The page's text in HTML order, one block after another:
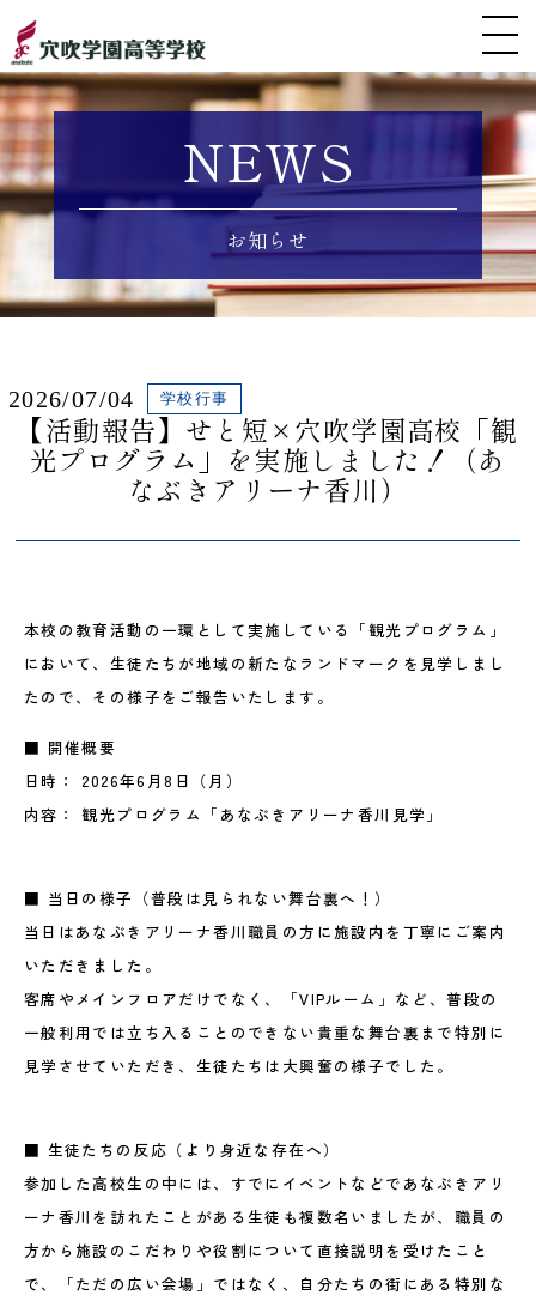
NEWS
お知らせ
2026/07/04 学校行事
【活動報告】せと短×穴吹学園高校「観
光プログラム」を実施しました！（あ
なぶきアリーナ香川）
本校の教育活動の一環として実施している「観光プログラム」
において、生徒たちが地域の新たなランドマークを見学しまし
たので、その様子をご報告いたします。
■ 開催概要
日時： 2026年6月8日（月）
内容： 観光プログラム「あなぶきアリーナ香川見学」
■ 当日の様子（普段は見られない舞台裏へ！）
当日はあなぶきアリーナ香川職員の方に施設内を丁寧にご案内
いただきました。
客席やメインフロアだけでなく、「VIPルーム」など、普段の
一般利用では立ち入ることのできない貴重な舞台裏まで特別に
見学させていただき、生徒たちは大興奮の様子でした。
■ 生徒たちの反応（より身近な存在へ）
参加した高校生の中には、すでにイベントなどであなぶきアリ
ーナ香川を訪れたことがある生徒も複数名いましたが、職員の
方から施設のこだわりや役割について直接説明を受けたこと
で、「ただの広い会場」ではなく、自分たちの街にある特別な